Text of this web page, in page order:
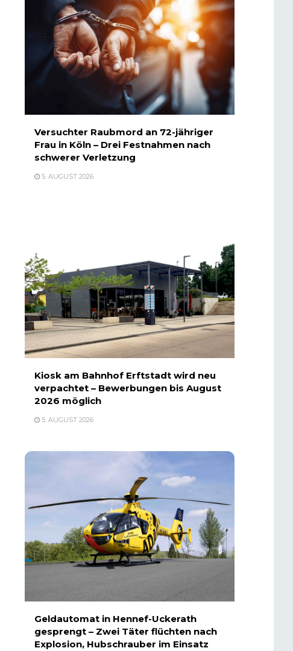
Versuchter Raubmord an 72-jähriger
Frau in Köln – Drei Festnahmen nach
schwerer Verletzung
5. AUGUST 2026
Kiosk am Bahnhof Erftstadt wird neu
verpachtet – Bewerbungen bis August
2026 möglich
5. AUGUST 2026
Geldautomat in Hennef-Uckerath
gesprengt – Zwei Täter flüchten nach
Explosion, Hubschrauber im Einsatz